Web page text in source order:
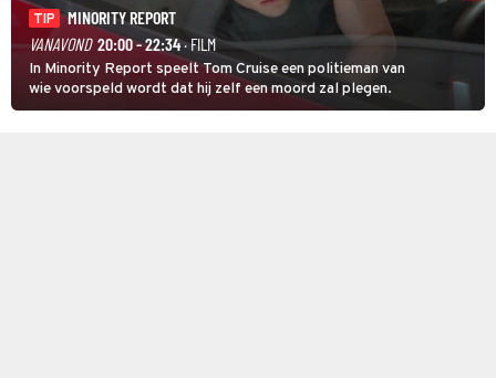
TIP
MINORITY REPORT
VANAVOND 20:00 - 22:34· FILM
In Minority Report speelt Tom Cruise een politieman van
wie voorspeld wordt dat hij zelf een moord zal plegen.